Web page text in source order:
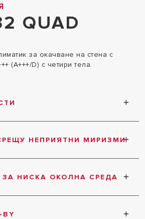
QUAD
за окачване на стена с
(A+++/D) с четири тела.
12 скорости: три скорости,
настроени в допълнение
и скоростите на функциите на
НЕПРИЯТНИ МИРИЗМИ
и плесените и
за най-често
като улавя алергените,
НИСКА ОКОЛНА СРЕДА
при ниска околна
BY